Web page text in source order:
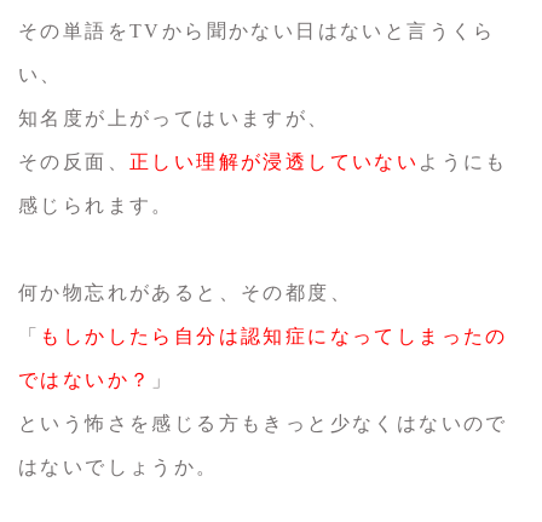
その単語をTVから聞かない日はないと言うくら
い、
知名度が上がってはいますが、
その反面、 正しい理解が浸透していない ようにも
感じられます。
何か物忘れがあると、その都度、
「 もしかしたら自分は認知症になってしまったの
ではないか？ 」
という怖さを感じる方もきっと少なくはないので
はないでしょうか。